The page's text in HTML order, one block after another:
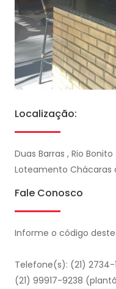
Localização:
Duas Barras , Rio Bonito
Loteamento Chácaras
Fale Conosco
Informe o código
Telefone(s): (21) 2734-
(21) 99917-9238